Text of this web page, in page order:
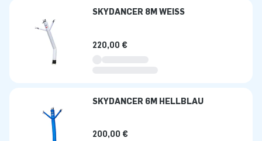
SKYDANCER 8M WEISS
220,00 €
SKYDANCER 6M HELLBLAU
200,00 €